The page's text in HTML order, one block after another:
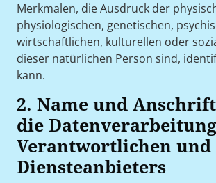
Merkmalen, die Ausdruck der
physiologischen, genetischen,
wirtschaftlichen, kulturellen oder
dieser natürlichen Person sind,
kann.
2. Name und
die Datenverarbeitung
Verantwortlichen und
Diensteanbieters